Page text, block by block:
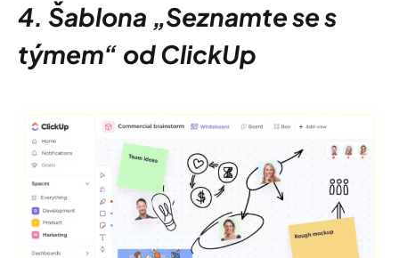
4. Šablona „Seznamte se s
týmem“ od ClickUp